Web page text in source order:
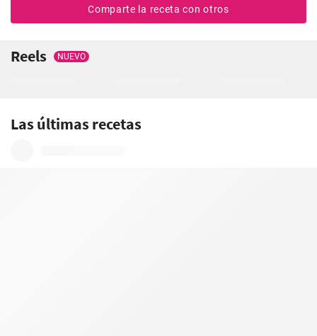
Comparte la receta con otros
Reels NUEVO
Las últimas recetas